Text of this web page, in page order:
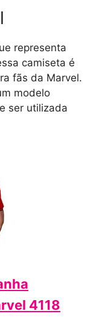
representa
camiseta é
fãs da Marvel.
modelo
ser utilizada
4118